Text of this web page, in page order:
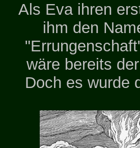
Als Eva ihren
ihm den
wäre bereits
Doch es wurde